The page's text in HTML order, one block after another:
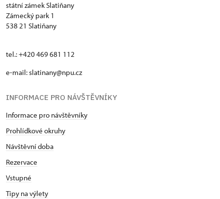
státní zámek Slatiňany
Zámecký park 1
538 21 Slatiňany
tel.: +420 469 681 112
e-mail: slatinany@npu.cz
INFORMACE PRO NÁVŠTĚVNÍKY
Informace pro návštěvníky
Prohlídkové okruhy
Návštěvní doba
Rezervace
Vstupné
Tipy na výlety